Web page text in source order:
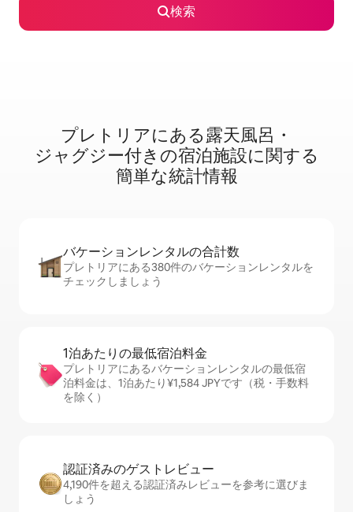
検索
プレトリアに⁠あ⁠る露⁠天⁠風⁠呂・
ジ⁠ャ⁠グ⁠ジ⁠ー⁠付⁠き⁠の宿⁠泊⁠施⁠設⁠に関⁠す⁠る
簡⁠単⁠な統⁠計⁠情⁠報
バケーションレ⁠ン⁠タ⁠ル⁠の合⁠計⁠数
プレトリアにある380件のバケーションレンタルを
チェックしましょう
1泊あたりの最⁠低⁠宿⁠泊⁠料⁠金
プレトリアにあるバケーションレンタルの最低宿
泊料金は、1泊あたり¥1,584 JPYです（税・手数料
を除く）
認証済みのゲ⁠ス⁠ト⁠レ⁠ビ⁠ュ⁠ー
4,190件を超える認証済みレビューを参考に選びま
しょう